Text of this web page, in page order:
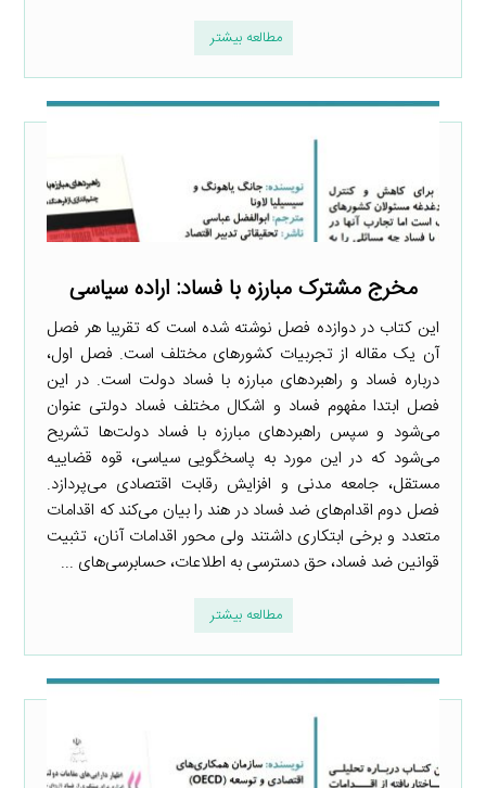
مطالعه بیشتر
مخرج مشترک مبارزه با فساد: اراده سیاسی
این کتاب در دوازده فصل نوشته شده است که تقریبا هر فصل
آن یک مقاله از تجربیات کشورهای مختلف است. فصل اول،
درباره فساد و راهبردهای مبارزه با فساد دولت است. در این
فصل ابتدا مفهوم فساد و اشکال مختلف فساد دولتی عنوان
می‌شود و سپس راهبردهای مبارزه با فساد دولت‌ها تشریح
می‌شود که در این مورد به پاسخگویی سیاسی، قوه قضاییه
مستقل، جامعه مدنی و افزایش رقابت اقتصادی می‌پردازد.
فصل دوم اقدام‌های ضد فساد در هند را بیان می‌کند که اقدامات
متعدد و برخی ابتکاری داشتند ولی محور اقدامات آنان، تثبیت
قوانین ضد فساد، حق دسترسی به اطلاعات، حسابرسی‌های ...
مطالعه بیشتر